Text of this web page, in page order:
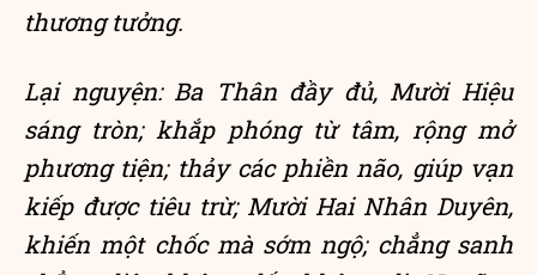
thương tưởng.
Lại nguyện: Ba Thân đầy đủ, Mười Hiệu
sáng tròn; khắp phóng từ tâm, rộng mở
phương tiện; thảy các phiền não, giúp vạn
kiếp được tiêu trừ; Mười Hai Nhân Duyên,
khiến một chốc mà sớm ngộ; chẳng sanh